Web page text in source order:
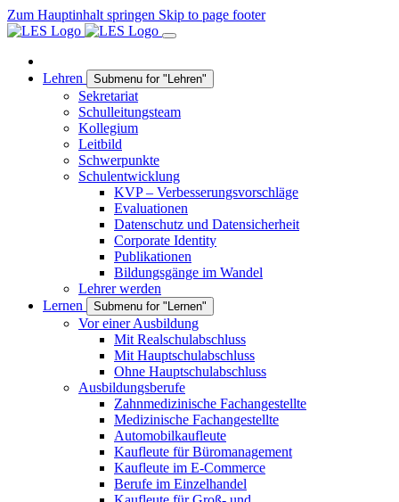
Zum Hauptinhalt springen Skip to page footer
Lehren Submenu for "Lehren"
Sekretariat
Schulleitungsteam
Kollegium
Leitbild
Schwerpunkte
Schulentwicklung
KVP – Verbesserungsvorschläge
Evaluationen
Datenschutz und Datensicherheit
Corporate Identity
Publikationen
Bildungsgänge im Wandel
Lehrer werden
Lernen
Submenu for "Lernen"
Vor einer Ausbildung
Mit Realschulabschluss
Mit Hauptschulabschluss
Ohne Hauptschulabschluss
Ausbildungsberufe
Zahnmedizinische Fachangestellte
Medizinische Fachangestellte
Automobilkaufleute
Kaufleute für Büromanagement
Kaufleute im E-Commerce
Berufe im Einzelhandel